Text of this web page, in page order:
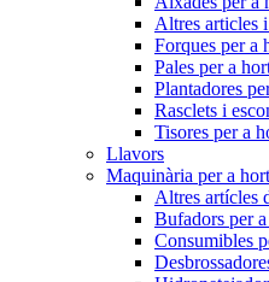
Altres articles
Forques per a
Pales per a
Plantadores
Rasclets i
Tisores per a
Llavors
Maquinària per a
Altres artícles
Bufadors per
Consumibles